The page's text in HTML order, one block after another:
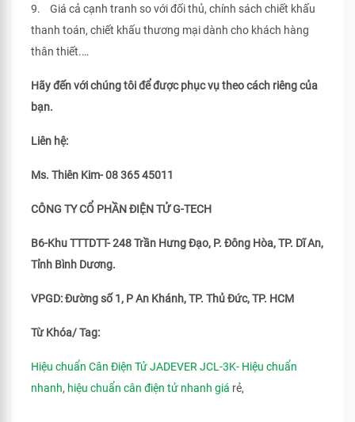
9. Giá cả cạnh tranh so với đối thủ, chính sách chiết khấu
thanh toán, chiết khấu thương mại dành cho khách hàng
thân thiết.…
Hãy đến với chúng tôi để được phục vụ theo cách riêng của
bạn.
Liên hệ:
Ms. Thiên Kim- 08 365 45011
CÔNG TY CỔ PHẦN ĐIỆN TỬ G-TECH
B6-Khu TTTDTT- 248 Trần Hưng Đạo, P. Đông Hòa, TP. Dĩ An,
Tỉnh Bình Dương.
VPGD: Đường số 1, P An Khánh, TP. Thủ Đức, TP. HCM
Từ Khóa/ Tag:
Hiệu chuẩn Cân Điện Tử JADEVER JCL-3K- Hiệu chuẩn
nhanh, hiệu chuẩn cân điện tử nhanh giá rẻ,